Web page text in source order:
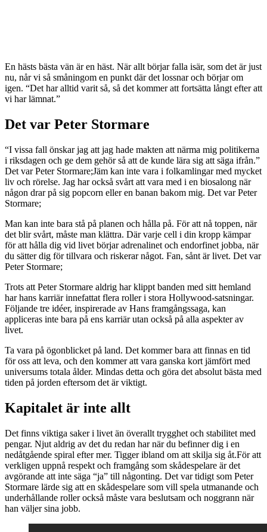
En hästs bästa vän är en häst. När allt börjar falla isär, som det är just
nu, når vi så småningom en punkt där det lossnar och börjar om
igen. “Det har alltid varit så, så det kommer att fortsätta långt efter att
vi har lämnat.”
Det var Peter Stormare
“I vissa fall önskar jag att jag hade makten att närma mig politikerna
i riksdagen och ge dem gehör så att de kunde lära sig att säga ifrån.”
Det var Peter Stormare;Jäm kan inte vara i folkamlingar med mycket
liv och rörelse. Jag har också svårt att vara med i en biosalong när
någon drar på sig popcorn eller en banan bakom mig. Det var Peter
Stormare;
Man kan inte bara stå på planen och hålla på. För att nå toppen, när
det blir svårt, måste man klättra. Där varje cell i din kropp kämpar
för att hålla dig vid livet börjar adrenalinet och endorfinet jobba, när
du sätter dig för tillvara och riskerar något. Fan, sånt är livet. Det var
Peter Stormare;
Trots att Peter Stormare aldrig har klippt banden med sitt hemland
har hans karriär innefattat flera roller i stora Hollywood-satsningar.
Följande tre idéer, inspirerade av Hans framgångssaga, kan
appliceras inte bara på ens karriär utan också på alla aspekter av
livet.
Ta vara på ögonblicket på land. Det kommer bara att finnas en tid
för oss att leva, och den kommer att vara ganska kort jämfört med
universums totala ålder. Mindas detta och göra det absolut bästa med
tiden på jorden eftersom det är viktigt.
Kapitalet är inte allt
Det finns viktiga saker i livet än överallt trygghet och stabilitet med
pengar. Njut aldrig av det du redan har när du befinner dig i en
nedåtgående spiral efter mer. Tigger ibland om att skilja sig åt.För att
verkligen uppnå respekt och framgång som skådespelare är det
avgörande att inte säga “ja” till någonting. Det var tidigt som Peter
Stormare lärde sig att en skådespelare som vill spela utmanande och
underhållande roller också måste vara beslutsam och noggrann när
han väljer sina jobb.